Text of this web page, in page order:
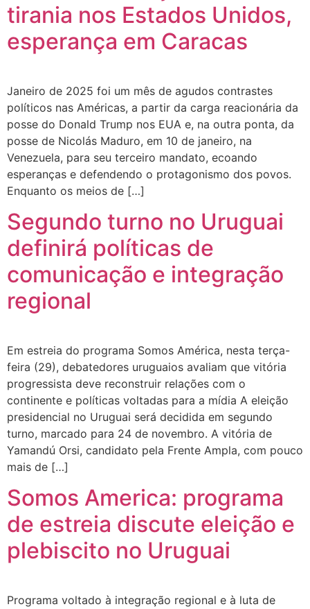
tirania nos Estados Unidos,
esperança em Caracas
Janeiro de 2025 foi um mês de agudos contrastes
políticos nas Américas, a partir da carga reacionária da
posse do Donald Trump nos EUA e, na outra ponta, da
posse de Nicolás Maduro, em 10 de janeiro, na
Venezuela, para seu terceiro mandato, ecoando
esperanças e defendendo o protagonismo dos povos.
Enquanto os meios de […]
Segundo turno no Uruguai
definirá políticas de
comunicação e integração
regional
Em estreia do programa Somos América, nesta terça-
feira (29), debatedores uruguaios avaliam que vitória
progressista deve reconstruir relações com o
continente e políticas voltadas para a mídia A eleição
presidencial no Uruguai será decidida em segundo
turno, marcado para 24 de novembro. A vitória de
Yamandú Orsi, candidato pela Frente Ampla, com pouco
mais de […]
Somos America: programa
de estreia discute eleição e
plebiscito no Uruguai
Programa voltado à integração regional e à luta de